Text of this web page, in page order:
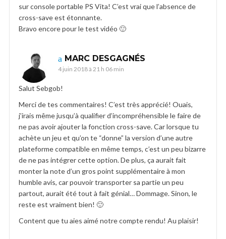
sur console portable PS Vita! C’est vrai que l’absence de
cross-save est étonnante.
Bravo encore pour le test vidéo 🙂
MARC DESGAGNÉS
4 juin 2018 à 21 h 06 min
Salut Sebgob!
Merci de tes commentaires! C’est très apprécié! Ouais,
j’irais même jusqu’à qualifier d’incompréhensible le faire de
ne pas avoir ajouter la fonction cross-save. Car lorsque tu
achète un jeu et qu’on te “donne” la version d’une autre
plateforme compatible en même temps, c’est un peu bizarre
de ne pas intégrer cette option. De plus, ça aurait fait
monter la note d’un gros point supplémentaire à mon
humble avis, car pouvoir transporter sa partie un peu
partout, aurait été tout à fait génial… Dommage. Sinon, le
reste est vraiment bien! 🙂
Content que tu aies aimé notre compte rendu! Au plaisir!